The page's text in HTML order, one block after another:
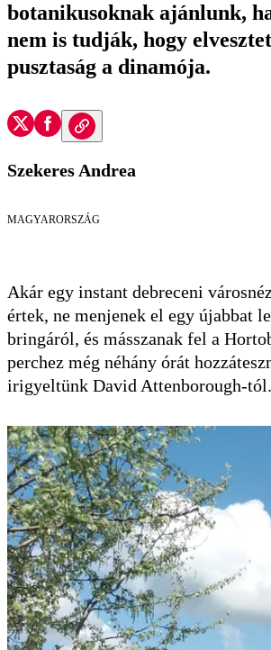
botanikusoknak ajánlunk,
nem is tudják, hogy
pusztaság a dinamója.
Szekeres Andrea
MAGYARORSZÁG
Akár egy instant debreceni
értek, ne menjenek el egy újabbat
bringáról, és másszanak fel a
perchez még néhány órát
irigyeltünk David Attenborough-